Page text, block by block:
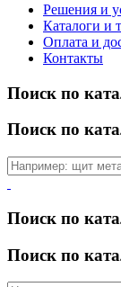
Решения и
Каталоги и
Оплата и
Контакты
Поиск по
Поиск по
Поиск по
Поиск по